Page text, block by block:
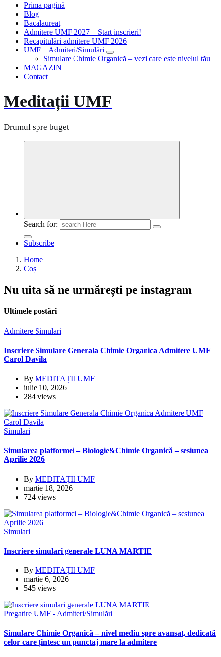
Prima pagină
Blog
Bacalaureat
Admitere UMF 2027 – Start inscrieri!
Recapitulări admitere UMF 2026
UMF – Admiteri/Simulări
Simulare Chimie Organică – vezi care este nivelul tău
MAGAZIN
Contact
Meditații UMF
Drumul spre buget
Search for:
Subscribe
Home
Coș
Nu uita să ne urmărești pe instagram
Ultimele postări
Admitere Simulari
Inscriere Simulare Generala Chimie Organica Admitere UMF
Carol Davila
By MEDITAȚII UMF
iulie 10, 2026
284 views
Simulari
Simularea platformei – Biologie&Chimie Organică – sesiunea
Aprilie 2026
By MEDITAȚII UMF
martie 18, 2026
724 views
Simulari
Inscriere simulari generale LUNA MARTIE
By MEDITAȚII UMF
martie 6, 2026
545 views
Pregatire UMF - Admiteri/Simulări
Simulare Chimie Organică – nivel mediu spre avansat, dedicată
celor care țintesc un punctaj mare la admitere